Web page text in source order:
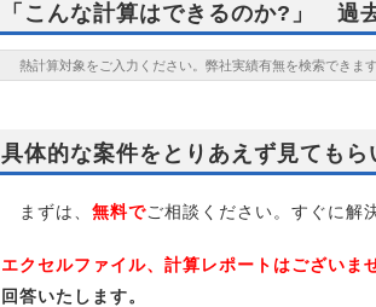
「こんな計算はできるのか?」 過
具体的な案件をとりあえず見てもら
まずは、 無料でご相談ください。すぐに解
エクセルファイル、計算レポートはございま
回答いたします。